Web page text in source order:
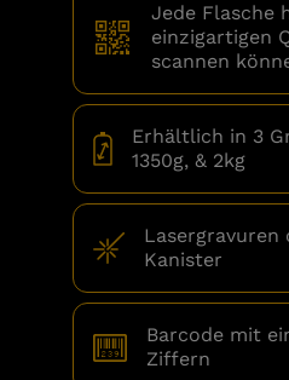
Jede Flasche
einzigartigen
scannen
Erhältlich in 3
1350g, & 2kg
Lasergravuren
Kanister
Barcode mit
Ziffern